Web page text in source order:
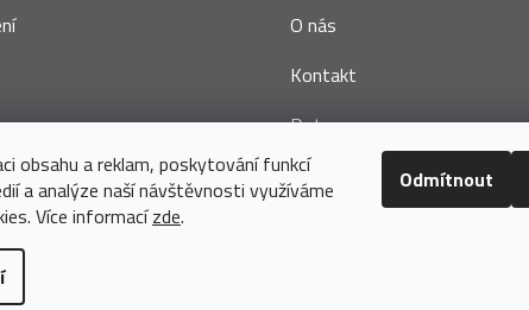
obsahu a reklam, poskytování funkcí
a analýze naší návštěvnosti využíváme
Více informacízde.
Odmítnout
O nás
Kontakt
Dotace